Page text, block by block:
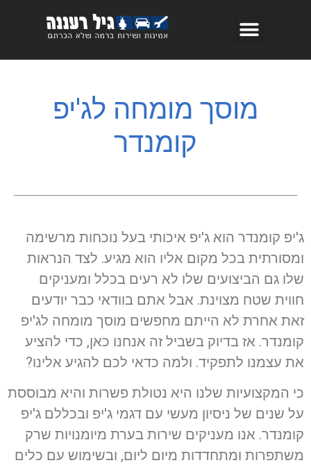
מוסך מומחה לג'יפ
קומנדר
ג'יפ קומנדר הוא ג'יפ איכותי בעל נוכחות מרשימה
ומסורתית בכל מקום אליו הוא מגיע. לצד הנראות
שלו גם הביצועים שלו לא רעים בכלל ומעניקים
חווית שטח מצוינת. אבל אתם בוודאי כבר יודעים
זאת אחרת לא הייתם מחפשים מוסך מומחה לג'יפ
קומנדר. אז בדיוק בשביל זה אנחנו כאן, כדי להציע
את עצמנו לתפקיד. ולמה כדאי לכם להגיע אלינו?
כי המקצועיות שלנו היא נטולת פשרות והיא מבוססת
על שנים של ניסיון מעשי עם דגמי ג'יפ ובכללם ג'יפ
קומנדר. אנו מעניקים שירות בערת מיומנויות שרק
משתפרות ומתחדדות מיום ליום, ובשימוש עם כלים